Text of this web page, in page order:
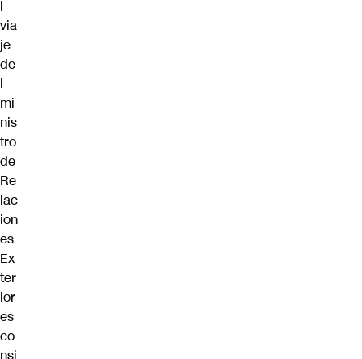
l
via
je
de
l
mi
nis
tro
de
Re
lac
ion
es
Ex
ter
ior
es
co
nsi